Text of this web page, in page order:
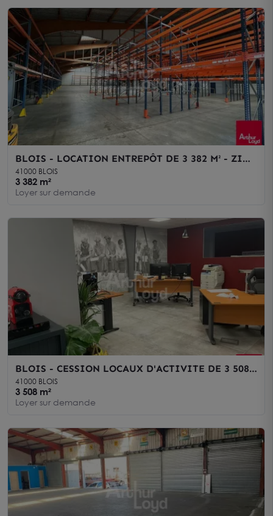
BLOIS - LOCATION ENTREPÔT DE 3 382 M² - ZI
NORD
41000 BLOIS
3 382 m²
Loyer sur demande
BLOIS - CESSION LOCAUX D'ACTIVITE DE 3 508
M² - ZONE INDUSTRIELLE
41000 BLOIS
3 508 m²
Loyer sur demande